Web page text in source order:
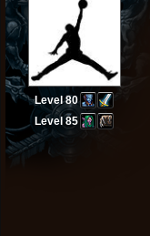
Level 80
Level 85